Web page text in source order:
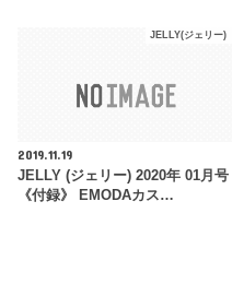
JELLY(ジェリー)
2019.11.19
JELLY (ジェリー) 2020年 01月号
《付録》 EMODAカス…